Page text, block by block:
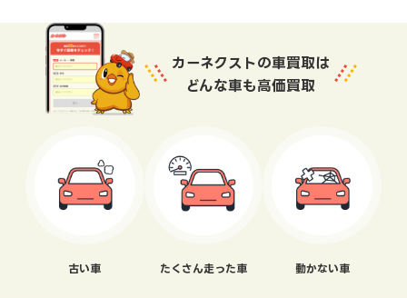
カーネクストの車買取は
どんな車も高価買取
古い車 たくさん走った車 動かない車